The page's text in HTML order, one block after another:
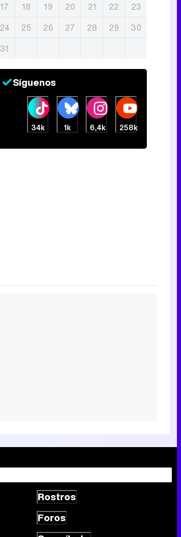
17
18 19 20 21 22
23
24
25 26 27 28 29
30
31
Síguenos
34k 1k 6,4k 258k
Rostros
Foros